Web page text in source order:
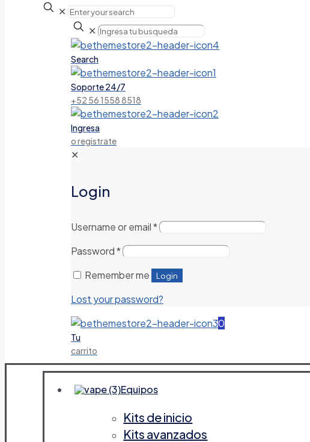
✕
✕
Search
Soporte 24/7
+52 56 1558 8518
Ingresa
o registrate
✕
Login
Username or email*
Password*
Remember me
Login
Lost your password?
0
Tu
carrito
Equipos
Kits de inicio
Kits avanzados